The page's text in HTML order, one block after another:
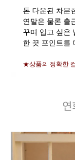
톤 다운된 차분
연말은 물론 출
꾸며 입고 싶은
한 끗 포인트를
★상품의 정확한